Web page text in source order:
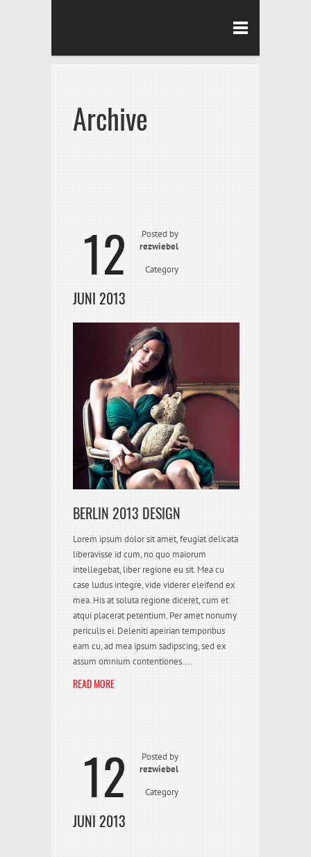
Archive
12
JUNI 2013
Posted by
rezwiebel
Category
BERLIN 2013 DESIGN
Lorem ipsum dolor sit amet, feugiat delicata
liberavisse id cum, no quo maiorum
intellegebat, liber regione eu sit. Mea cu
case ludus integre, vide viderer eleifend ex
mea. His at soluta regione diceret, cum et
atqui placerat petentium. Per amet nonumy
periculis ei. Deleniti apeirian temporibus
eam cu, ad mea ipsum sadipscing, sed ex
assum omnium contentiones....
READ MORE
12
JUNI 2013
Posted by
rezwiebel
Category